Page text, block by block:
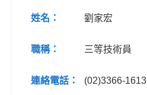
姓名： 劉家宏
職稱： 三等技術員
連絡電話： (02)3366-1613